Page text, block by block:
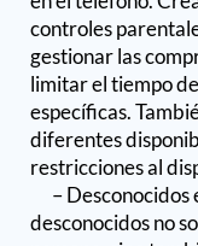
controles
gestionar las
limitar el tiempo
específicas.
diferentes
restricciones al
– Desconocidos
desconocidos no